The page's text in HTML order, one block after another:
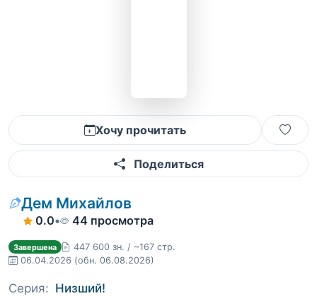
Хочу прочитать
Поделиться
Дем Михайлов
0.0• 44 просмотра
Завершена
447 600 зн. / ~167 стр.
06.04.2026 (обн. 06.08.2026)
Серия: Низший!